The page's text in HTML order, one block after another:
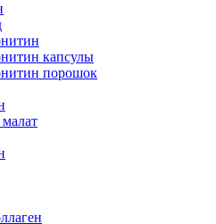
капсулы
порошок